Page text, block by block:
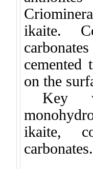
ikaite.
cemented
on the
Key
ikaite,
carbonates.